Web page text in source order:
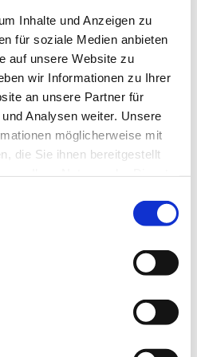
Inhalte und Anzeigen zu
für soziale Medien anbieten
auf unsere Website zu
wir Informationen zu Ihrer
an unsere Partner für
Analysen weiter. Unsere
möglicherweise mit
die Sie ihnen bereitgestellt